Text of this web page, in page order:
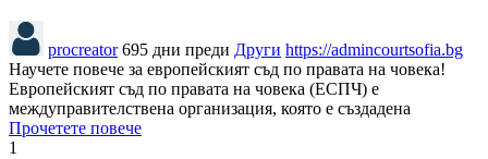
procreator 695 дни преди Други https://admincourtsofia.bg
Научете повече за европейският съд по правата на човека!
Европейският съд по правата на човека (ЕСПЧ) е
междуправителствена организация, която е създадена
Прочетете повече
1